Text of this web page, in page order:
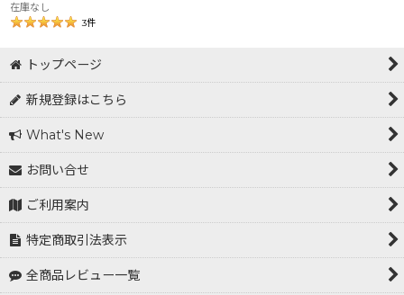
在庫なし
3件
トップページ
新規登録はこちら
What's New
お問い合せ
ご利用案内
特定商取引法表示
全商品レビュー一覧